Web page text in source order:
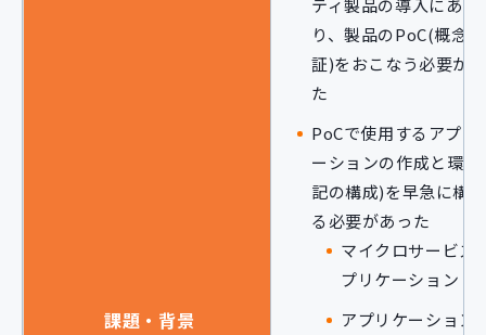
課題・背景
ティ製品の導入にあた
り、製品のPoC(概念検
証)をおこなう必要が
た
PoCで使用するアプリ
ーションの作成と環
記の構成)を早急に構
る必要があった
マイクロサービス
プリケーション
アプリケーション